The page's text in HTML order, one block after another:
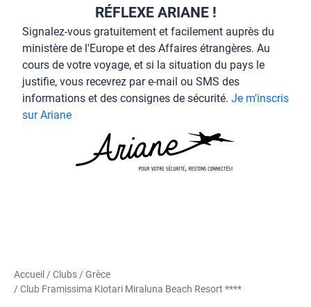
RÉFLEXE ARIANE !
Signalez-vous gratuitement et facilement auprès du
ministère de l'Europe et des Affaires étrangères. Au
cours de votre voyage, et si la situation du pays le
justifie, vous recevrez par e-mail ou SMS des
informations et des consignes de sécurité. Je m'inscris
sur Ariane
Accueil /Clubs / Grèce
/ Club Framissima Kiotari Miraluna Beach Resort ****